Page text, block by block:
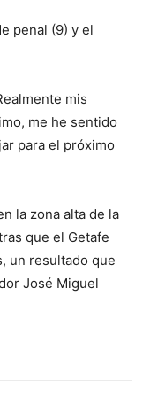
penal (9) y el
mis
me he sentido
para el próximo
la zona alta de la
que el Getafe
un resultado que
José Miguel